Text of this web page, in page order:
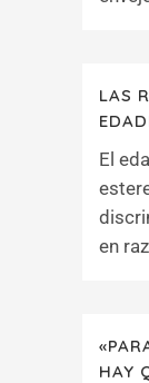
LAS
El
en
HAY